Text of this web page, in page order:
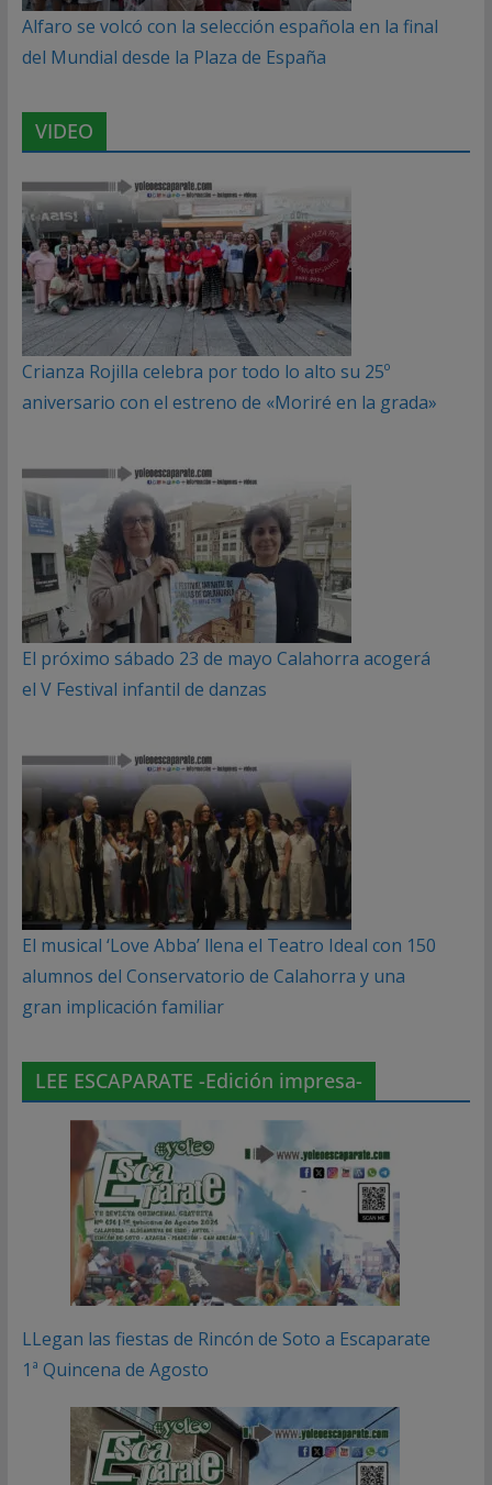
Alfaro se volcó con la selección española en la final
del Mundial desde la Plaza de España
VIDEO
Crianza Rojilla celebra por todo lo alto su 25º
aniversario con el estreno de «Moriré en la grada»
El próximo sábado 23 de mayo Calahorra acogerá
el V Festival infantil de danzas
El musical ‘Love Abba’ llena el Teatro Ideal con 150
alumnos del Conservatorio de Calahorra y una
gran implicación familiar
LEE ESCAPARATE -Edición impresa-
LLegan las fiestas de Rincón de Soto a Escaparate
1ª Quincena de Agosto